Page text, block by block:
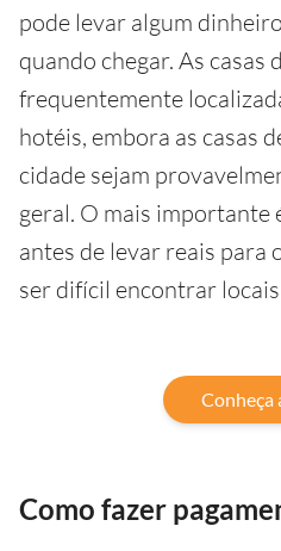
pode levar algum
quando chegar. As casas
frequentemente
hotéis, embora as casas
cidade sejam
geral. O mais importante
antes de levar reais para
ser difícil encontrar
Conheça
Como fazer